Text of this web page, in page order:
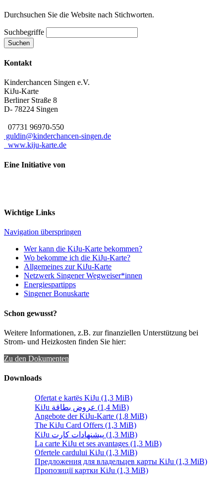
Durchsuchen Sie die Website nach Stichworten.
Suchbegriffe
Suchen
Kontakt
Kinderchancen Singen e.V.
KiJu-Karte
Berliner Straße 8
D- 78224 Singen
07731 96970-550
guldin@kinderchancen-singen.de
www.kiju-karte.de
Eine Initiative von
Wichtige Links
Navigation überspringen
Wer kann die KiJu-Karte bekommen?
Wo bekomme ich die KiJu-Karte?
Allgemeines zur KiJu-Karte
Netzwerk Singener Wegweiser*innen
Energiespartipps
Singener Bonuskarte
Schon gewusst?
Weitere Informationen, z.B. zur finanziellen Unterstützung bei
Strom- und Heizkosten finden Sie hier:
Zu den Dokumenten
Downloads
Ofertat e kartës KiJu (1,3 MiB)
(1,4 MiB)
Angebote der KiJu-Karte (1,8 MiB)
The KiJu Card Offers (1,3 MiB)
(1,3 MiB)
La carte KiJu et ses avantages (1,3 MiB)
Ofertele cardului KiJu (1,3 MiB)
Предложения для владельцев карты KiJu (1,3 MiB)
Пропозиції картки KiJu (1,3 MiB)